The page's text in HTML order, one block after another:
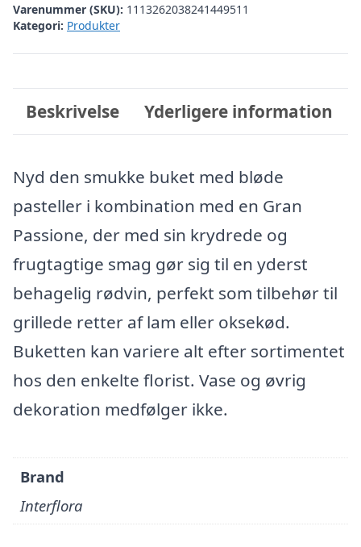
Varenummer (SKU): 1113262038241449511
Kategori: Produkter
Beskrivelse Yderligere information
Nyd den smukke buket med bløde
pasteller i kombination med en Gran
Passione, der med sin krydrede og
frugtagtige smag gør sig til en yderst
behagelig rødvin, perfekt som tilbehør til
grillede retter af lam eller oksekød.
Buketten kan variere alt efter sortimentet
hos den enkelte florist. Vase og øvrig
dekoration medfølger ikke.
Brand
Interflora